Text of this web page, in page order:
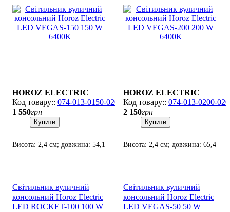
HOROZ ELECTRIC
074-013-0150-020
1 550грн
Купити
Висота: 2,4 см; довжина: 54,1
HOROZ ELECTRIC
074-013-0200-020
2 150грн
Купити
Висота: 2,4 см; довжина: 65,4
Світильник вуличний
консольний Horoz Electric
LED ROCKET-100 100 W
Світильник вуличний
консольний Horoz Electric
LED VEGAS-50 50 W